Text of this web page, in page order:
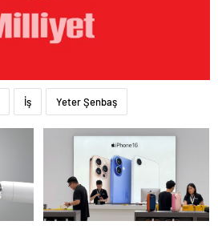
İş Yeter Şenbaş